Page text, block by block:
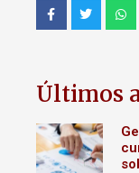
Últimos